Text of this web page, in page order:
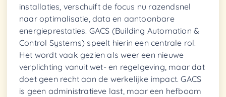
installaties, verschuift de focus nu razendsnel
naar optimalisatie, data en aantoonbare
energieprestaties. GACS (Building Automation &
Control Systems) speelt hierin een centrale rol.
Het wordt vaak gezien als weer een nieuwe
verplichting vanuit wet- en regelgeving, maar dat
doet geen recht aan de werkelijke impact. GACS
is geen administratieve last, maar een hefboom